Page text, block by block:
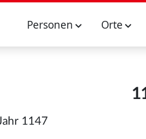
Personen Orte
1147